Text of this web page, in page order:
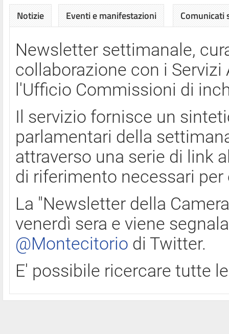
Notizie Eventi e manifestazioni Comunicati
Newsletter settimanale,
collaborazione con i
l'Ufficio Commissioni di
Il servizio fornisce un
parlamentari della
attraverso una serie di link
di riferimento necessari
La "Newsletter della
venerdì sera e viene
@Montecitorio di Twitter.
E' possibile ricercare tutte